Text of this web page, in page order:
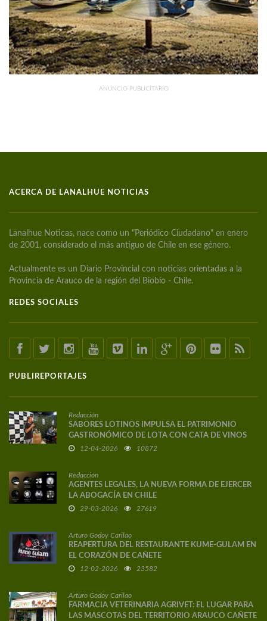
ANUNCIO PUBLICITARIO
ACERCA DE LANALHUE NOTICIAS
Lanalhue Noticas, nace como un "Periódico Ciudadano" en enero
de 2001, considerado el más antiguo de Chile en ese género.
Actualmente es un Diario Provincial con noticias orientadas a la
Provincia de Arauco de la región del Biobío - Chile.
REDES SOCIALES
PUBLIREPORTAJES
Redacción
SABORES LOTINOS IMPULSA EL PATRIMONIO
GASTRONÓMICO DE LOTA CON CATA DE VINOS
DE AUTOR
12-04-2026 10872
Redacción
AGENTES LEGALES, LA NUEVA FORMA DE EJERCER
LA ABOGACÍA EN CHILE
29-03-2026 27619
Arturo Godoy Carilao
REAPERTURA DEL RESTAURANTE KUME-GULAM EN
EL CORAZÓN DE CAÑETE
12-02-2026 23582
Arturo Godoy Carilao
FARMACIA VETERINARIA AGRIVET: EL LUGAR PARA
LAS MASCOTAS DEL TERRITORIO ARAUCO CAÑETE